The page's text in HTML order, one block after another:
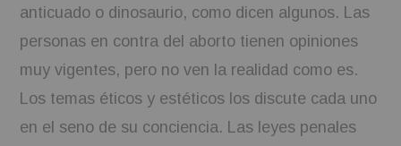
anticuado o dinosaurio, como dicen algunos. Las
personas en contra del aborto tienen opiniones
muy vigentes, pero no ven la realidad como es.
Los temas éticos y estéticos los discute cada uno
en el seno de su conciencia. Las leyes penales